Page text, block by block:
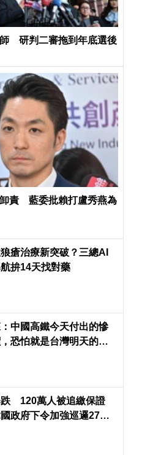
研判二審拖到年底選後
責 藍委批賴打盧秀燕為
瘡治療新突破？三總AI
拚14天找對藥
中國高鐵今天付出的慘
恐怕就是台灣明天的昂
跌 120萬人被追繳保證
政府下令加強巡邏27座